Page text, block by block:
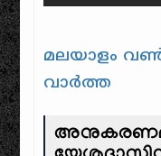
മലയാളം
വാർത്ത